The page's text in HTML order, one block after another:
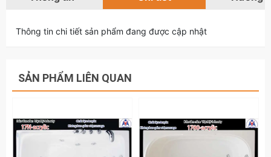
Thông tin chi tiết sản phẩm đang được cập nhật
SẢN PHẨM LIÊN QUAN